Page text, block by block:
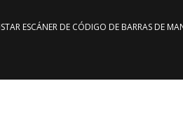
ESCÁNER DE CÓDIGO DE BARRAS DE